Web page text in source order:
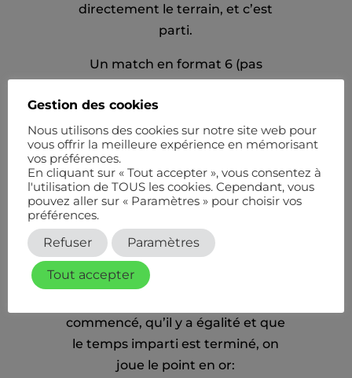
directement le terrain, et c’est
parti.
Un match en format 6 (pas
côté à 40A), 2 sets de 4 jeux, jeu
décisif (7pts) à 3/3, super jeu décisif
(10pts) à un set partout.
Au bout d’une heure, si le match
n’est pas allé à son terme, celui ou
celle qui a le plus de jeux remporte
le match.
LE POINT EN OR
commencé, qu’il y a égalité et que
le temps imparti est terminé, on
joue le point en or:
Gestion des cookies
Nous utilisons des cookies sur notre site web pour
vous offrir la meilleure expérience en mémorisant
vos préférences.
En cliquant sur « Tout accepter », vous consentez à
l'utilisation de TOUS les cookies. Cependant, vous
pouvez aller sur « Paramètres » pour choisir vos
préférences.
Refuser Paramètres
Tout accepter